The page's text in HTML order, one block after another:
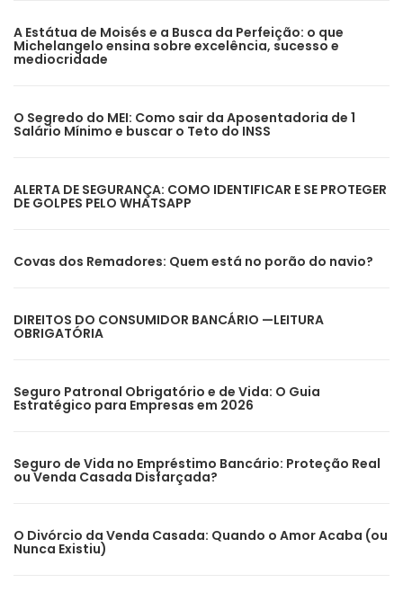
A Estátua de Moisés e a Busca da Perfeição: o que
Michelangelo ensina sobre excelência, sucesso e
mediocridade
O Segredo do MEI: Como sair da Aposentadoria de 1
Salário Mínimo e buscar o Teto do INSS
ALERTA DE SEGURANÇA: COMO IDENTIFICAR E SE PROTEGER
DE GOLPES PELO WHATSAPP
Covas dos Remadores: Quem está no porão do navio?
DIREITOS DO CONSUMIDOR BANCÁRIO —LEITURA
OBRIGATÓRIA
Seguro Patronal Obrigatório e de Vida: O Guia
Estratégico para Empresas em 2026
Seguro de Vida no Empréstimo Bancário: Proteção Real
ou Venda Casada Disfarçada?
O Divórcio da Venda Casada: Quando o Amor Acaba (ou
Nunca Existiu)